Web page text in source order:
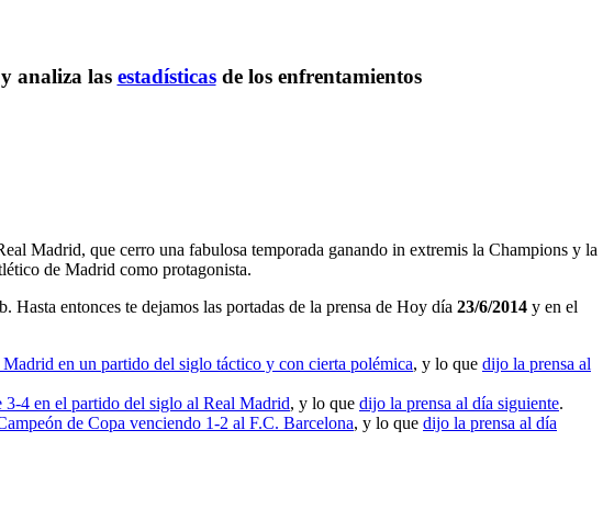
analiza las estadísticasde los enfrentamientos
Madrid, que cerro una fabulosa temporada ganando in extremis la Champions y la
de Madrid como protagonista.
Hasta entonces te dejamos las portadas de la prensa de Hoy día 23/6/2014 y en el
en un partido del siglo táctico y con cierta polémica, y lo que dijo la prensa al
3-4 en el partido del siglo al Real Madrid, y lo que dijo la prensa al día siguiente.
de Copa venciendo 1-2 al F.C. Barcelona, y lo que dijo la prensa al día